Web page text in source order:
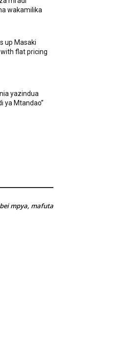
wakamilika
up Masaki
flat pricing
yazindua
ya Mtandao”
mpya, mafuta